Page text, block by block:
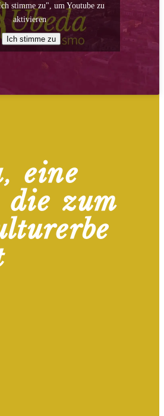
stimme zu", um Youtube zu
aktivieren
Ich stimme zu
eine
die zum